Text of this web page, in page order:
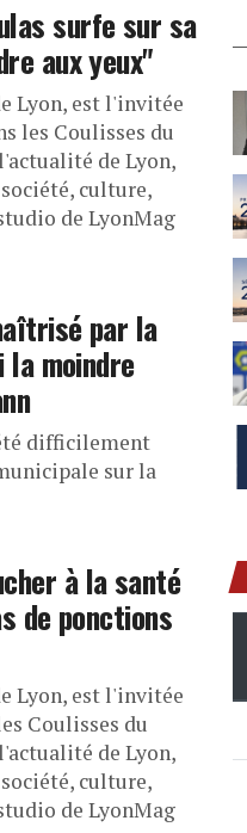
surfe sur sa
aux yeux"
Lyon, est l'invitée
les Coulisses du
de Lyon,
culture,
de LyonMag
par la
la moindre
difficilement
sur la
à la santé
de ponctions
Lyon, est l'invitée
Coulisses du
de Lyon,
culture,
de LyonMag